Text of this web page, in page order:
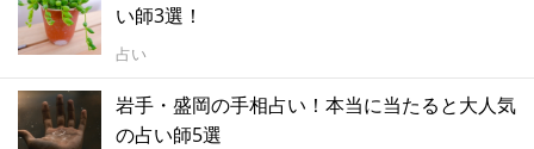
い師3選！
占い
岩手・盛岡の手相占い！本当に当たると大人気
の占い師5選